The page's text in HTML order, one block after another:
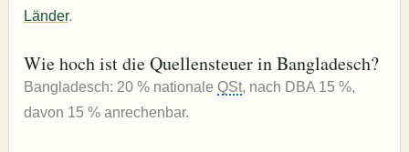
Länder.
Wie hoch ist die Quellensteuer in Bangladesch?
Bangladesch: 20 % nationale QSt, nach DBA 15 %,
davon 15 % anrechenbar.